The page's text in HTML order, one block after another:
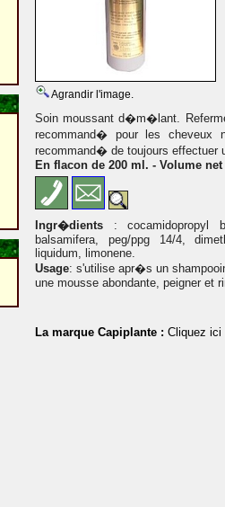
Agrandir l'image.
Soin moussant d�m�lant.
recommand� pour les
recommand� de toujours effectuer
En flacon de 200 ml. - Volume net
Ingr�dients : cocamidopropyl
balsamifera, peg/ppg 14/4,
liquidum, limonene.
Usage: s'utilise apr�s un
une mousse abondante, peigner et
La marque Capiplante : Cliquez ici